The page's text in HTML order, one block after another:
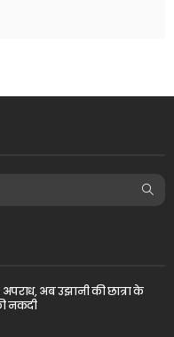
अब उझानी की छात्रा के
नकदी